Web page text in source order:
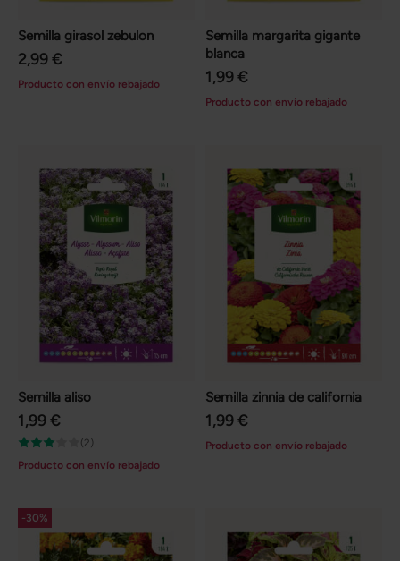
Semilla girasol zebulon
2,99 €
Producto con envío rebajado
Semilla margarita gigante
blanca
1,99 €
Producto con envío rebajado
Semilla aliso
1,99 €
(2)
Producto con envío rebajado
Semilla zinnia de california
1,99 €
Producto con envío rebajado
-30%